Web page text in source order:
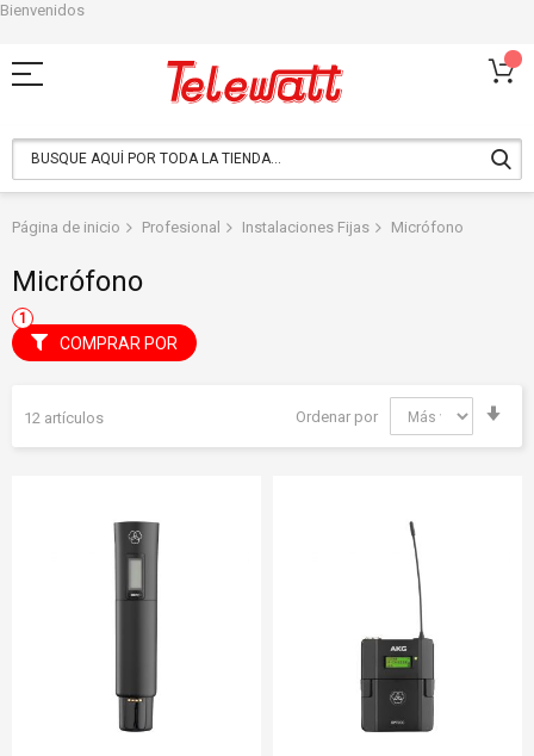
Bienvenidos
al
contenido
Página de inicio Profesional Instalaciones Fijas Micrófono
Micrófono
12 artículos Ordenar por
COMPRAR POR